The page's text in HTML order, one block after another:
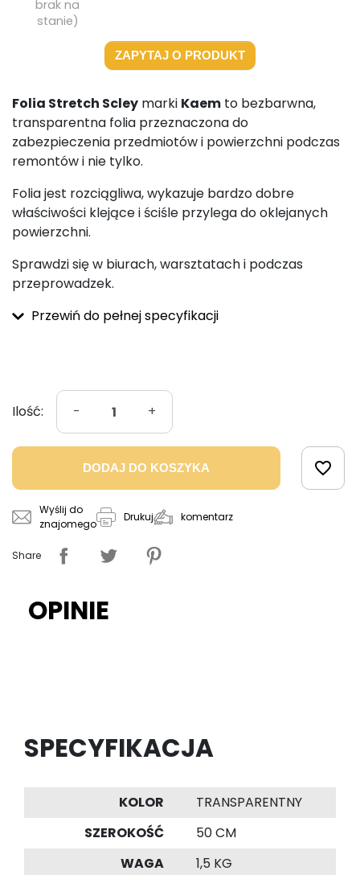
brak na
stanie)
ZAPYTAJ O PRODUKT
Folia Stretch Scley marki Kaem to bezbarwna,
transparentna folia przeznaczona do
zabezpieczenia przedmiotów i powierzchni podczas
remontów i nie tylko.
Folia jest rozciągliwa, wykazuje bardzo dobre
właściwości klejące i ściśle przylega do oklejanych
powierzchni.
Sprawdzi się w biurach, warsztatach i podczas
przeprowadzek.
Przewiń do pełnej specyfikacji
Ilość: - +
DODAJ DO KOSZYKA favorite_border
Wyślij do
znajomego
Drukuj komentarz
Share
OPINIE
SPECYFIKACJA
KOLOR
TRANSPARENTNY
SZEROKOŚĆ
50 CM
WAGA
1,5 KG